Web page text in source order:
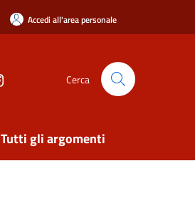
Accedi all'area personale
Cerca
Tutti gli argomenti